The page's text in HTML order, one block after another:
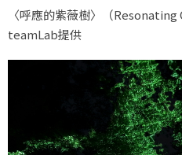
〈呼應的紫薇樹〉（
teamLab提供